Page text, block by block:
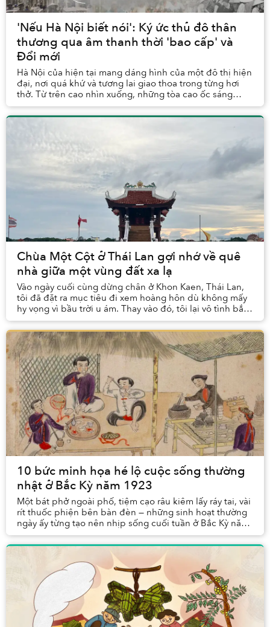
'Nếu Hà Nội biết nói': Ký ức thủ đô thân
thương qua âm thanh thời 'bao cấp' và
Đổi mới
Hà Nội của hiện tại mang dáng hình của một đô thị hiện
đại, nơi quá khứ và tương lai giao thoa trong từng hơi
thở. Từ trên cao nhìn xuống, những tòa cao ốc sáng
đèn, những cây cầu hùng dũng chen lẫn v...
Chùa Một Cột ở Thái Lan gợi nhớ về quê
nhà giữa một vùng đất xa lạ
Vào ngày cuối cùng dừng chân ở Khon Kaen, Thái Lan,
tôi đã đặt ra mục tiêu đi xem hoàng hôn dù không mấy
hy vọng vì bầu trời u ám. Thay vào đó, tôi lại vô tình bắt
gặp một cánh cổng chào với dòng chữ ...
10 bức minh họa hé lộ cuộc sống thường
nhật ở Bắc Kỳ năm 1923
Một bát phở ngoài phố, tiệm cạo râu kiêm lấy ráy tai, vài
rít thuốc phiện bên bàn đèn — những sinh hoạt thường
ngày ấy từng tạo nên nhịp sống cuối tuần ở Bắc Kỳ năm
1923.